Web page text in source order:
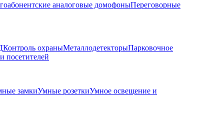
аналоговые домофоныПереговорные
Контроль охраныМеталлодетекторыПарковочное
посетителей
замкиУмные розеткиУмное освещение и